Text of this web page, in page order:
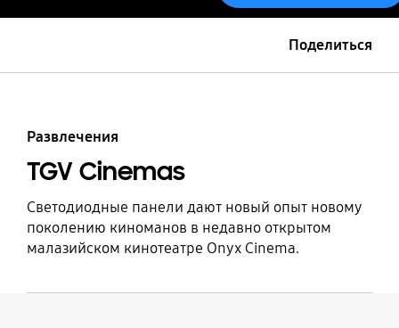
Поделиться
Развлечения
TGV Cinemas
Светодиодные панели дают новый опыт новому
поколению киноманов в недавно открытом
малазийском кинотеатре Onyx Cinema.